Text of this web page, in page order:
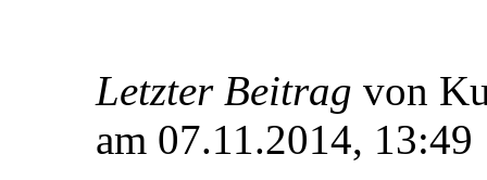
Letzter Beitrag von
am 07.11.2014, 13:49